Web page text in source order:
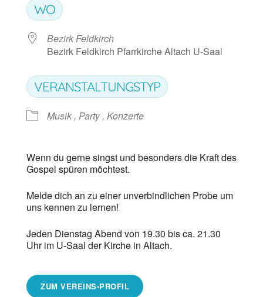
WO
Bezirk Feldkirch
Bezirk Feldkirch Pfarrkirche Altach U-Saal
VERANSTALTUNGSTYP
Musik , Party , Konzerte
Wenn du gerne singst und besonders die Kraft des
Gospel spüren möchtest.
Melde dich an zu einer unverbindlichen Probe um
uns kennen zu lernen!
Jeden Dienstag Abend von 19.30 bis ca. 21.30
Uhr im U-Saal der Kirche in Altach.
ZUM VEREINS-PROFIL